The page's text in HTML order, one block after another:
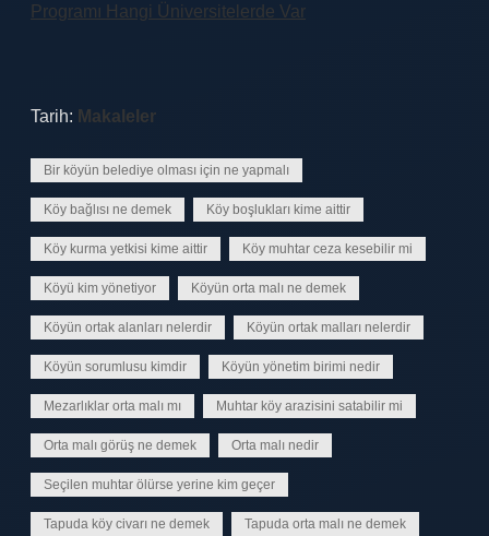
Programı Hangi Üniversitelerde Var
Tarih: Makaleler
Bir köyün belediye olması için ne yapmalı
Köy bağlısı ne demek Köy boşlukları kime aittir
Köy kurma yetkisi kime aittir Köy muhtar ceza kesebilir mi
Köyü kim yönetiyor Köyün orta malı ne demek
Köyün ortak alanları nelerdir Köyün ortak malları nelerdir
Köyün sorumlusu kimdir Köyün yönetim birimi nedir
Mezarlıklar orta malı mı Muhtar köy arazisini satabilir mi
Orta malı görüş ne demek Orta malı nedir
Seçilen muhtar ölürse yerine kim geçer
Tapuda köy civarı ne demek Tapuda orta malı ne demek